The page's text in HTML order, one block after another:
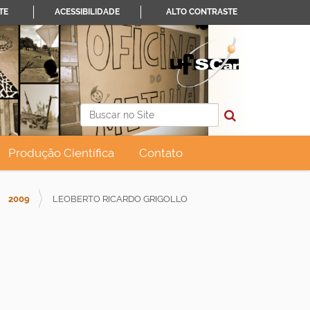
Busca
Busca Avançada…
ACESSIBILIDADE ALTO CONTRASTE
Produção Científica Contato
2009 LEOBERTO RICARDO GRIGOLLO